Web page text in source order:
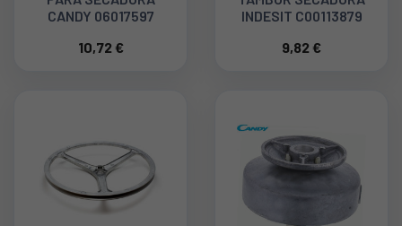
CANDY 06017597
10,72 €
INDESIT C00113879
9,82 €